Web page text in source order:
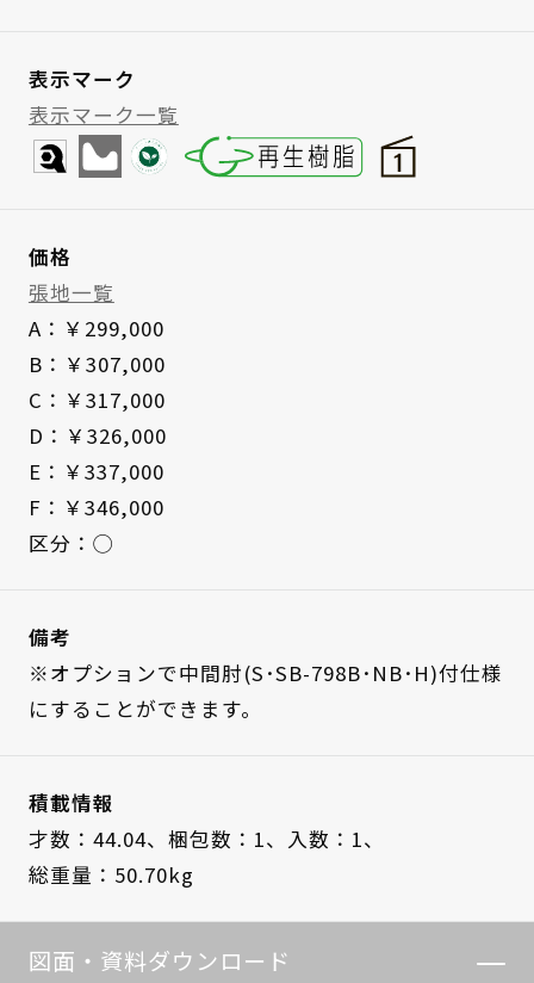
表示マーク
表示マーク一覧
価格
張地一覧
A：￥299,000
B：￥307,000
C：￥317,000
D：￥326,000
E：￥337,000
F：￥346,000
区分：◯
備考
※オプションで中間肘(S･SB-798B･NB･H)付仕様
にすることができます。
積載情報
才数：44.04、 梱包数：1、
入数：1、
総重量：50.70kg
図面・資料ダウンロード